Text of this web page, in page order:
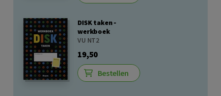
DISK taken -
werkboek
VU NT2
19,50
Bestellen